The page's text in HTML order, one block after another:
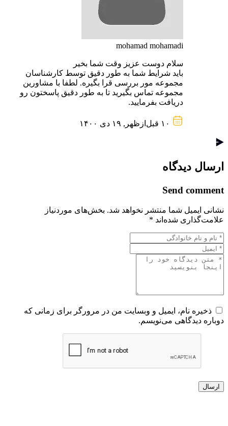
mohamad mohamadi
سلام دوست عزیز وقت شما بخیر
باید شرایط شما به طور دقیق توسط کارشناسان
مجموعه مور بررسی قرا بگیره. لطفا با مشاورین
مجموعه تماس بگیرید تا به طور دقیق پاسختون رو
دریافت بفرمایید.
ارسال دیدگاه
Send comment
نشانی ایمیل شما منتشر نخواهد شد. بخش‌های موردنیاز
علامت‌گذاری شده‌اند *
ذخیره نام، ایمیل و وبسایت من در مرورگر برای زمانی که
دوباره دیدگاهی می‌نویسم.
ارسال